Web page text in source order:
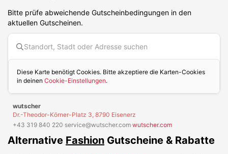
Bitte prüfe abweichende Gutscheinbedingungen in den
aktuellen Gutscheinen.
Diese Karte benötigt Cookies. Bitte akzeptiere die Karten-Cookies
in deinen Cookie-Einstellungen.
wutscher
Dr.-Theodor-Körner-Platz 3, 8790 Eisenerz
+43 319 840 220·service@wutscher.com·wutscher.com
Alternative Fashion Gutscheine & Rabatte